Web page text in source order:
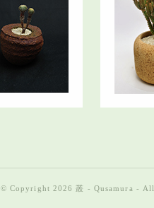
© Copyright 2026 叢 - Qusamura - All